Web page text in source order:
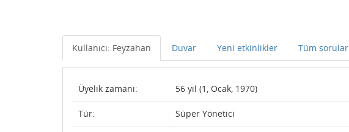
Kullanıcı: Feyzahan Duvar Yeni etkinlikler Tüm sorular
Üyelik zamanı: 56 yıl (1, Ocak, 1970)
Tür: Süper Yönetici